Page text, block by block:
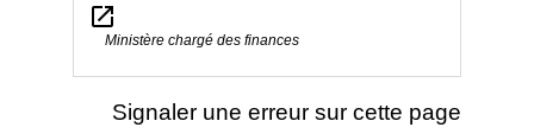
open_in_new
Ministère chargé des finances
Signaler une erreur sur cette page